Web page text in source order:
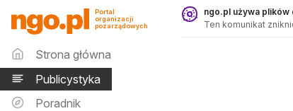
Publicystyka - ngo.pl
Portal
organizacji
pozarządowych
Menu główne
Strona główna
Publicystyka
Poradnik
ngo.pl używa plików
Ten komunikat